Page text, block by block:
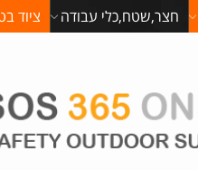
חצר,שטח,כלי עבודה ציוד